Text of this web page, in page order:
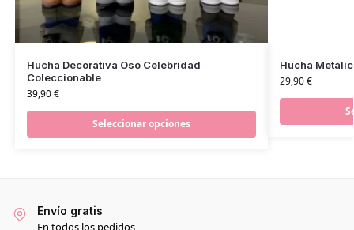
Hucha Decorativa Oso Celebridad
Coleccionable
39,90€
Seleccionar opciones
Hucha
29,90€
Envío gratis